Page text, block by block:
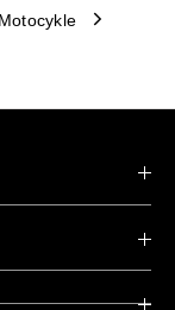
Motocykle